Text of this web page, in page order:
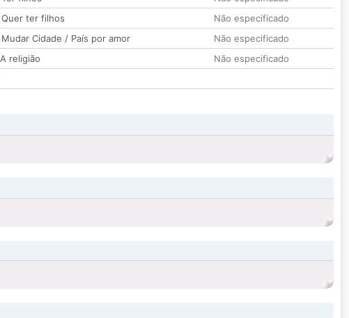
Quer ter filhos
Não especificado
Mudar Cidade / País por amor
Não especificado
A religião
Não especificado